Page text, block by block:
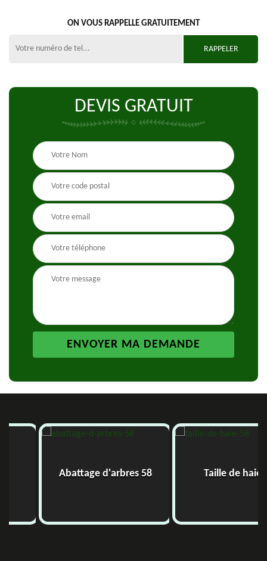
ON VOUS RAPPELLE GRATUITEMENT
DEVIS GRATUIT
Abattage d'arbres 58 Taille de haie